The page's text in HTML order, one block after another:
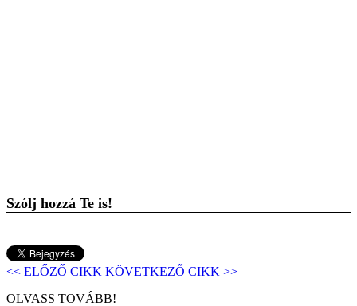
Szólj hozzá Te is!
<< ELŐZŐ CIKK KÖVETKEZŐ CIKK >>
OLVASS TOVÁBB!